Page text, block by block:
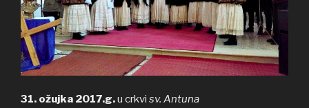
31. ožujka 2017.g.u crkvi sv. Antuna